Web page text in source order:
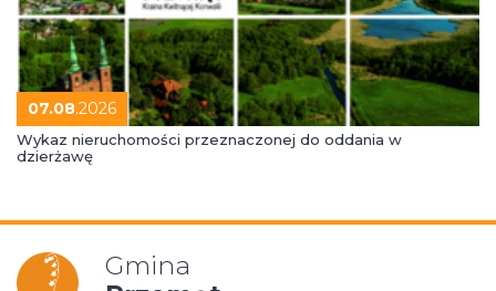
07.08.2026
Wykaz nieruchomości przeznaczonej do oddania w
dzierżawę
Gmina